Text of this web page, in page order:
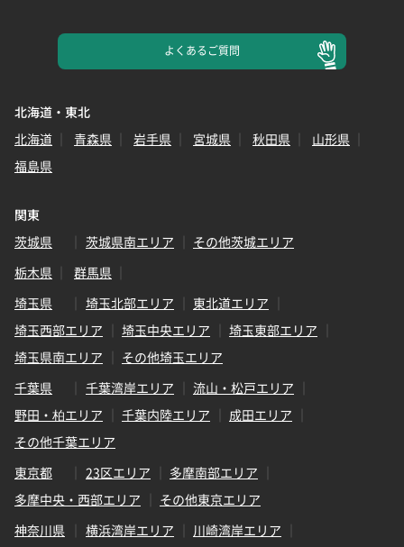
よくあるご質問
北海道・東北
北海道
青森県 岩手県 宮城県 秋田県
山形県
福島県
関東
茨城県
茨城県南エリア
その他茨城エリア
栃木県
群馬県
埼玉県
埼玉北部エリア
東北道エリア
埼玉西部エリア
埼玉中央エリア
埼玉東部エリア
埼玉県南エリア
その他埼玉エリア
千葉県
千葉湾岸エリア
流山・松戸エリア
野田・柏エリア
千葉内陸エリア
成田エリア
その他千葉エリア
東京都
23区エリア
多摩南部エリア
多摩中央・西部エリア
その他東京エリア
神奈川県
横浜湾岸エリア
川崎湾岸エリア